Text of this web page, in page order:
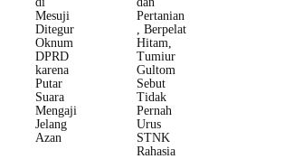
Mesuji
Ditegur
Oknum
DPRD
karena
Putar
Suara
Mengaji
Jelang
Azan
Pertanian
, Berpelat
Hitam,
Tumiur
Gultom
Sebut
Tidak
Pernah
Urus
STNK
Rahasia